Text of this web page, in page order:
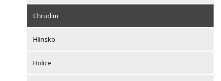
Chrudim
Hlinsko
Holice